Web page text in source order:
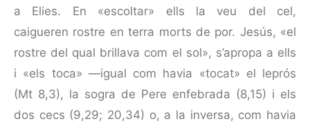
a Elies. En «escoltar» ells la veu del cel,
caigueren rostre en terra morts de por. Jesús, «el
rostre del qual brillava com el sol», s’apropa a ells
i «els toca» —igual com havia «tocat» el leprós
(Mt 8,3), la sogra de Pere enfebrada (8,15) i els
dos cecs (9,29; 20,34) o, a la inversa, com havia